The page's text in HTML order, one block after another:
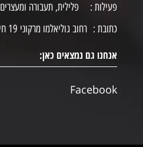
פעילות :
פלילית, תעבורה ומעצרים 24/7
כתובת : רחוב גוליאלמו מרקוני 19 חיפה (צ'ק פוסט)
אנחנו גם נמצאים כאן:
Facebook